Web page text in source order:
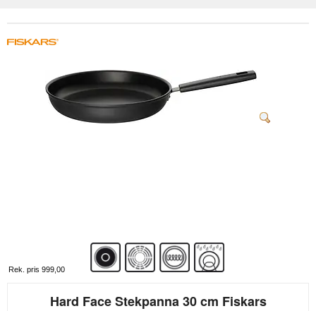
Rek. pris 999,00
Hard Face Stekpanna 30 cm Fiskars